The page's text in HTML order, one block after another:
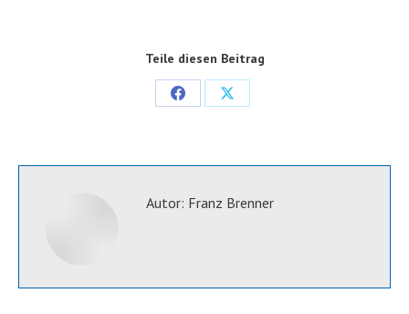
Teile diesen Beitrag
Share
Share
Autor: Franz Brenner